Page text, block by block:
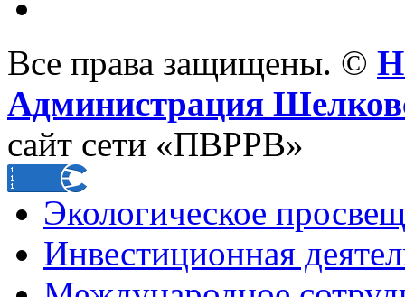
Все права защищены. ©
Администрация
сайт сети «ПВРРВ»
Экологическое
Инвестиционная